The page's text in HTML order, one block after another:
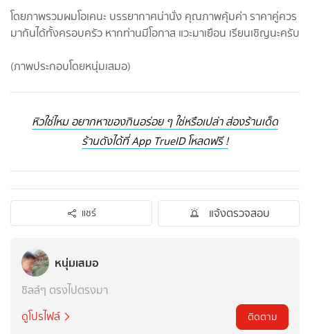
โดยภาพรวมผมโอเคนะ บรรยากาศน่านั่ง คุณภาพคุ้มค่า ราคาคู่ควร
มากันได้ทั้งครอบครัว หากท่านมีโอกาส แวะมาเยือน เรียนเชิญนะครับ
(ภาพประกอบโดยหนุ่มเสมอ)
หิวใช่ไหม อยากหาของกินอร่อย ๆ ใช่หรือเปล่า ส่องร้านเด็ด
ร้านดังได้ที่ App TrueID โหลดฟรี !
แชร์ แจ้งตรวจสอบ
หนุ่มเสมอ
ชิลล์ๆ ตรงไปตรงมา
ดูโปรไฟล์
ติดตาม